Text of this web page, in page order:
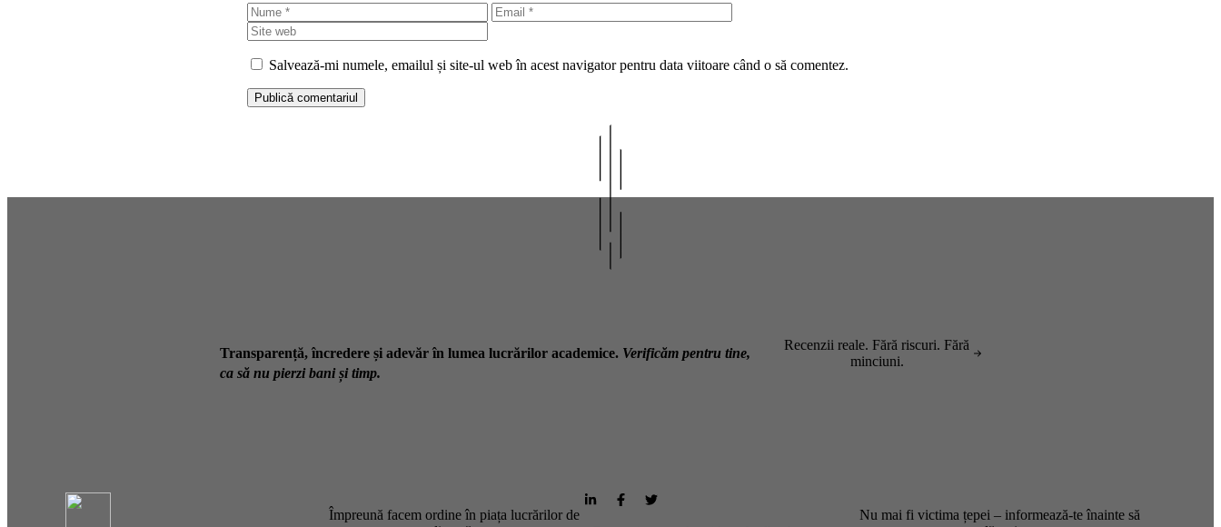
Nume Email
web
Salvează-mi numele, emailul și site-ul web în acest navigator pentru data viitoare când o să comentez.
Transparență, încredere și adevăr în lumea lucrărilor academice. Verificăm pentru tine,
ca să nu pierzi bani și timp.
Recenzii reale. Fără riscuri. Fără
minciuni.
Împreună facem ordine în piața lucrărilor de
Nu mai fi victima țepei – informează-te înainte să